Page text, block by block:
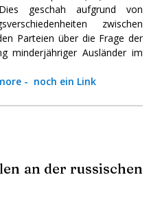
geschah aufgrund von
zwischen
Parteien über die Frage der
minderjähriger Ausländer im
- noch ein Link
an der russischen